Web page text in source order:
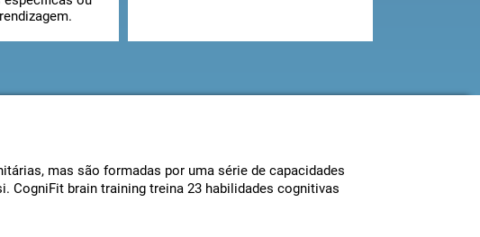
mas são formadas por uma série de capacidades
CogniFit brain training treina 23 habilidades cognitivas